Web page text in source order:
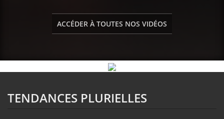
ACCÉDER À TOUTES NOS VIDÉOS
TENDANCES PLURIELLES